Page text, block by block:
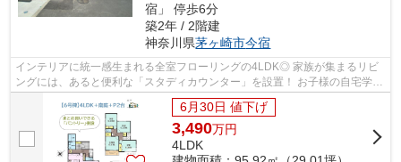
宿」 停歩6分
築2年 / 2階建
神奈川県茅ヶ崎市今宿
インテリアに統一感生まれる全室フローリングの4LDK◎ 家族が集まるリビ
ングには、あると便利な「スタディカウンター」を設置！ お子様の自宅学習
はもちろん！リモートワークに使い勝手...
6月30日 値下げ
3,490万円
4LDK